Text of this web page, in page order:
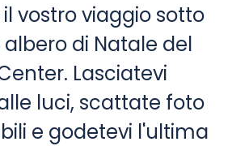
vostro viaggio sotto
di Natale del
Lasciatevi
luci, scattate foto
e godetevi l'ultima